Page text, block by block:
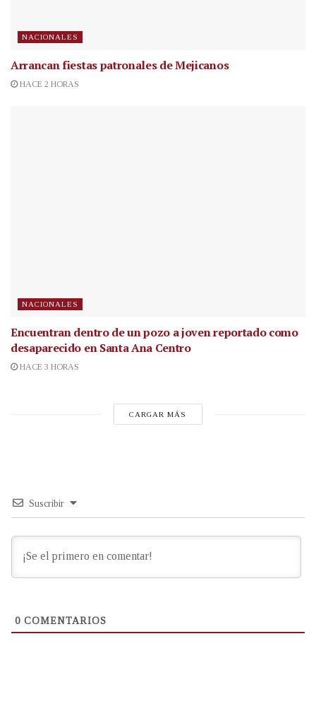
NACIONALES
Arrancan fiestas patronales de Mejicanos
HACE 2 HORAS
NACIONALES
Encuentran dentro de un pozo a joven reportado como
desaparecido en Santa Ana Centro
HACE 3 HORAS
CARGAR MÁS
Suscribir
0 COMENTARIOS